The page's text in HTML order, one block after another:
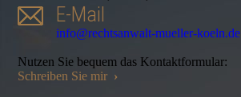
E-Mail
info@rechtsanwalt-mueller-koeln.de
Nutzen Sie bequem das Kontaktformular:
Schreiben Sie mir ›